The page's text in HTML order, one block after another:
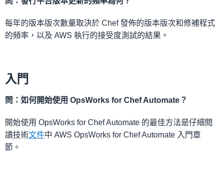
每年的版本版次數量取決於 Chef 發佈的版本版次和修補程式
的頻率，以及 AWS 執行的接受度測試的結果。
入門
問：如何開始使用 OpsWorks for Chef Automate？
開始使用 OpsWorks for Chef Automate 的最佳方法是仔細閱
讀技術文件中 AWS OpsWorks for Chef Automate 入門章
節。